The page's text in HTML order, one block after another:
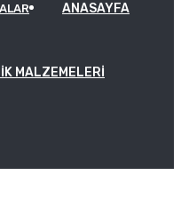
ANASAYFA
MALZEMELERI